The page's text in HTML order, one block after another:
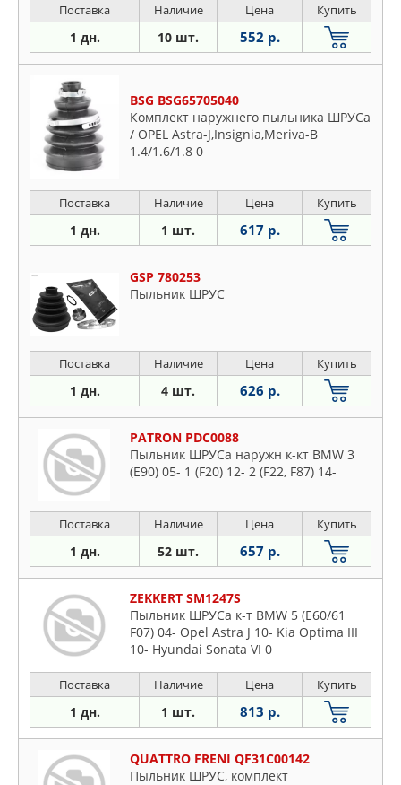
Поставка Наличие Цена Купить
1 дн. 10 шт. 552 р.
BSG BSG65705040
Комплект наружнего пыльника ШРУСа
/ OPEL Astra-J,Insignia,Meriva-B
1.4/1.6/1.8 0
Поставка Наличие Цена Купить
1 дн. 1 шт. 617 р.
GSP 780253
Пыльник ШРУС
Поставка Наличие Цена Купить
1 дн. 4 шт. 626 р.
PATRON PDC0088
Пыльник ШРУСа наружн к-кт BMW 3
(E90) 05- 1 (F20) 12- 2 (F22, F87) 14-
Поставка Наличие Цена Купить
1 дн. 52 шт. 657 р.
ZEKKERT SM1247S
Пыльник ШРУСа к-т BMW 5 (E60/61
F07) 04- Opel Astra J 10- Kia Optima III
10- Hyundai Sonata VI 0
Поставка Наличие Цена Купить
1 дн. 1 шт. 813 р.
QUATTRO FRENI QF31C00142
Пыльник ШРУС, комплект